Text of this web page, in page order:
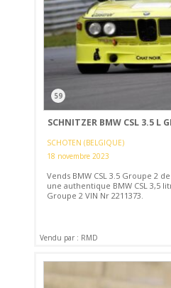
59
SCHNITZER BMW CSL 3.5 L
SCHOTEN (BELGIQUE)
18 novembre 2023
Vends BMW CSL 3.5 Groupe 2
une authentique BMW CSL 3,5
Groupe 2 VIN Nr 2211373.
Vendu par : RMD